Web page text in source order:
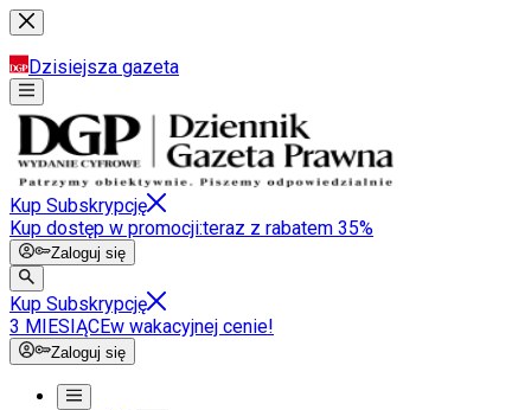
Dzisiejsza gazeta
Kup Subskrypcję
Kup dostęp w promocji:teraz z rabatem 35%
Zaloguj się
Kup Subskrypcję
3 MIESIĄCEw wakacyjnej cenie!
Zaloguj się